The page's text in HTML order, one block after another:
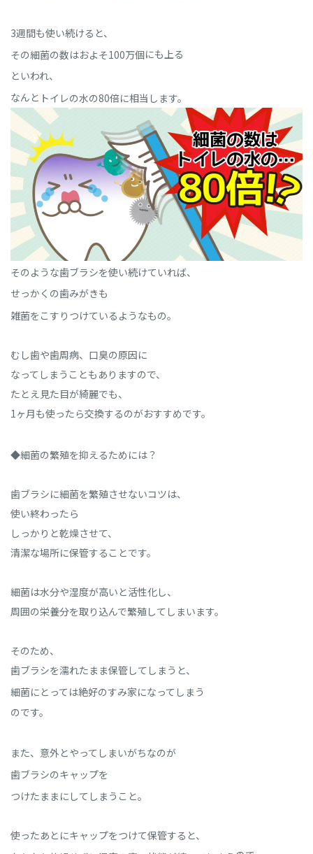
3週間も使い続けると、
その細菌の数はおよそ100万個にも上る
といわれ、
なんと トイレの水の80倍に相当します。
そのような歯ブラシを使い続けていれば、
せっかくの歯みがきも
雑菌をこすりつけているようなもの。
むし歯や歯周病、口臭の原因に
なってしまうこともありますので、
たとえ見た目が綺麗でも、
1ヶ月も使ったら交換するのがおすすめです。
◆細菌の繁殖を抑えるためには？
歯ブラシに細菌を繁殖させないコツは、
使い終わったら
しっかりと乾燥させて、
清潔な場所に保管することです。
細菌は水分や湿度が高いと活性化し、
周囲の栄養分を取り込んで繁殖してしまいます。
そのため、
歯ブラシを濡れたまま保管してしまうと、
細菌にとっては絶好のすみ家になってしまう
のです。
また、意外とやってしまいがちなのが
歯ブラシのキャップを
つけたままにしてしまうこと。
使ったあとにキャップをつけて保管すると、